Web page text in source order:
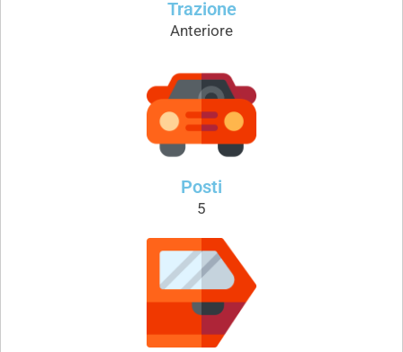
Trazione
Anteriore
Posti
5